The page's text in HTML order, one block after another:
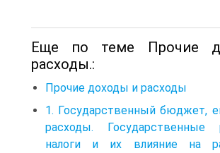
Еще по теме Прочие
расходы.:
Прочие доходы и расходы
1. Государственный бюджет,
расходы.
налоги и их влияние на